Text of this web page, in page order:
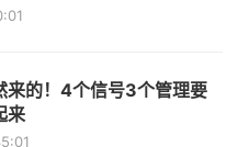
来的！4个信号3个管理要
来